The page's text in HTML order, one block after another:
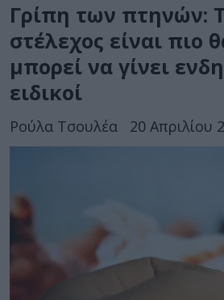
Γρίπη των πτηνών:
στέλεχος είναι πιο
μπορεί να γίνει
ειδικοί
Ρούλα Τσουλέα 20 Απριλίου